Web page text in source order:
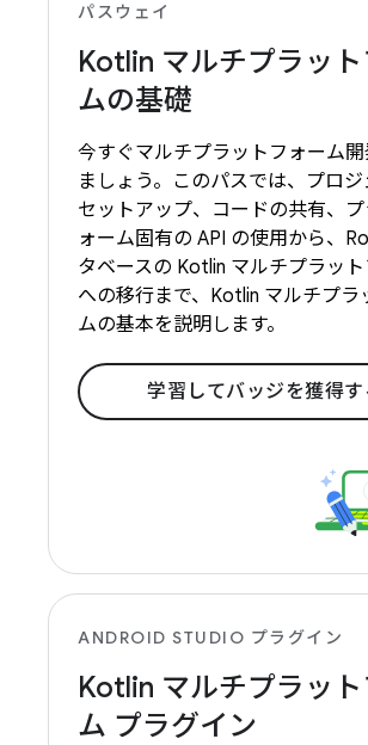
パスウェイ
Kotlin マルチプラット
ムの基礎
今すぐマルチプラットフォーム
ましょう。このパスでは、プロ
セットアップ、コードの共有、
ォーム固有の API の使用から、
タベースの Kotlin マルチプラッ
への移行まで、Kotlin マルチプラ
ムの基本を説明します。
学習してバッジを獲得す
ANDROID STUDIO プラグイン
Kotlin マルチプラット
ム プラグイン